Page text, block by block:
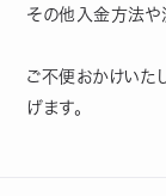
その他入金方法や
ご不便おかけいた
げます。